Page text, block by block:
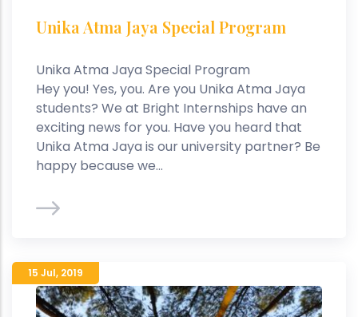
Unika Atma Jaya Special Program
Unika Atma Jaya Special Program
Hey you! Yes, you. Are you Unika Atma Jaya
students? We at Bright Internships have an
exciting news for you. Have you heard that
Unika Atma Jaya is our university partner? Be
happy because we...
15 Jul, 2019